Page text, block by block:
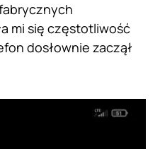
mi się częstotliwość
dosłownie zaczął